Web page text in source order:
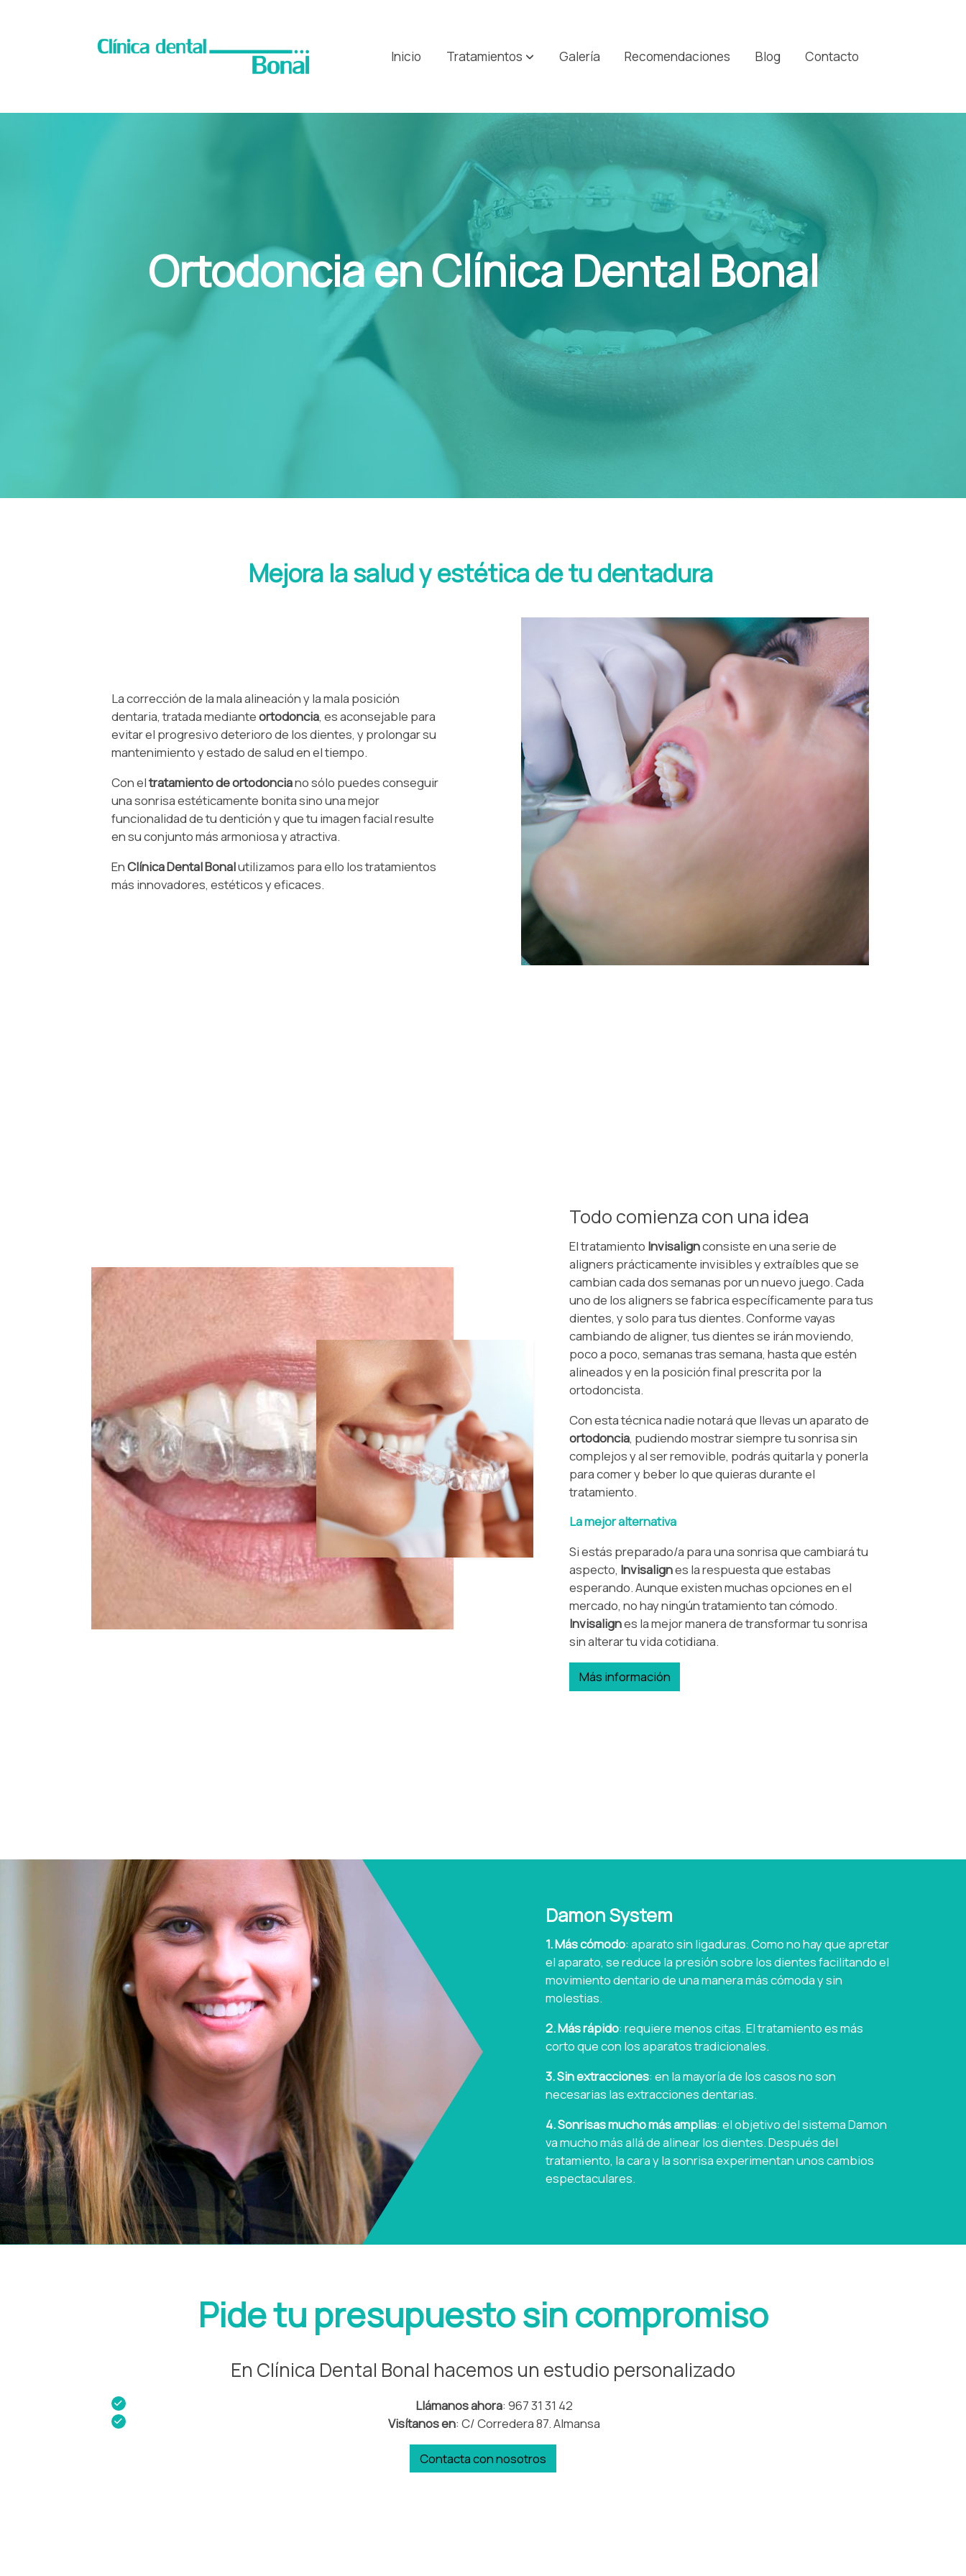
Inicio Tratamientos Galería Recomendaciones Blog Contacto
Ortodoncia en Clínica Dental Bonal
Mejora la salud y estética de tu dentadura
La corrección de la mala alineación y la mala posición
dentaria, tratada medianteortodoncia, es aconsejable para
evitar el progresivo deterioro de los dientes, y prolongar su
mantenimiento y estado de salud en el tiempo.
Con eltratamiento de ortodonciano sólo puedes conseguir
una sonrisa estéticamente bonita sino una mejor
funcionalidad de tu dentición y que tu imagen facial resulte
en su conjunto más armoniosa y atractiva.
EnClínica Dental Bonalutilizamos para ello los tratamientos
más innovadores, estéticos y eficaces.
Todo comienza con una idea
El tratamiento Invisalignconsiste en una serie de
aligners prácticamente invisibles y extraíbles que se
cambian cada dos semanas por un nuevo juego. Cada
uno de los aligners se fabrica específicamente para tus
dientes, y solo para tus dientes. Conforme vayas
cambiando de aligner, tus dientes se irán moviendo,
poco a poco, semanas tras semana, hasta que estén
alineados y en la posición final prescrita por la
ortodoncista.
Con esta técnica nadie notará que llevas un aparato de
ortodoncia, pudiendo mostrar siempre tu sonrisa sin
complejos y al ser removible, podrás quitarla y ponerla
para comer y beber lo que quieras durante el
tratamiento.
La mejor alternativa
Si estás preparado/a para una sonrisa que cambiará tu
aspecto, Invisalignes la respuesta que estabas
esperando. Aunque existen muchas opciones en el
mercado, no hay ningún tratamiento tan cómodo.
Invisalignes la mejor manera de transformar tu sonrisa
sin alterar tu vida cotidiana.
Más información
Damon System
1. Más cómodo: aparato sin ligaduras. Como no hay que apretar
el aparato, se reduce la presión sobre los dientes facilitando el
movimiento dentario de una manera más cómoda y sin
molestias.
2. Más rápido: requiere menos citas. El tratamiento es más
corto que con los aparatos tradicionales.
3. Sin extracciones: en la mayoría de los casos no son
necesarias las extracciones dentarias.
4. Sonrisas mucho más amplias: el objetivo del sistema Damon
va mucho más allá de alinear los dientes. Después del
tratamiento, la cara y la sonrisa experimentan unos cambios
espectaculares.
Pide tu presupuesto sin compromiso
En Clínica Dental Bonal hacemos un estudio personalizado
Llámanos ahora: 967 31 31 42
Visítanos en: C/ Corredera 87. Almansa
Contacta con nosotros